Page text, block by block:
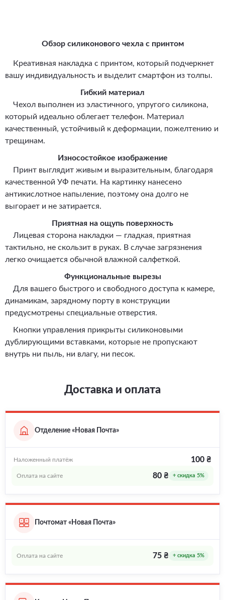
Обзор силиконового чехла с принтом
Креативная накладка с принтом, который подчеркнет
вашу индивидуальность и выделит смартфон из толпы.
Гибкий материал
Чехол выполнен из эластичного, упругого силикона,
который идеально облегает телефон. Материал
качественный, устойчивый к деформации, пожелтению и
трещинам.
Износостойкое изображение
Принт выглядит живым и выразительным, благодаря
качественной УФ печати. На картинку нанесено
антикислотное напыление, поэтому она долго не
выгорает и не затирается.
Приятная на ощупь поверхность
Лицевая сторона накладки — гладкая, приятная
тактильно, не скользит в руках. В случае загрязнения
легко очищается обычной влажной салфеткой.
Функциональные вырезы
Для вашего быстрого и свободного доступа к камере,
динамикам, зарядному порту в конструкции
предусмотрены специальные отверстия.
Кнопки управления прикрыты силиконовыми
дублирующими вставками, которые не пропускают
внутрь ни пыль, ни влагу, ни песок.
Доставка и оплата
Отделение «Новая Почта»
Наложенный платёж 100 ₴
Оплата на сайте 80 ₴ + скидка 5%
Почтомат «Новая Почта»
Оплата на сайте 75 ₴ + скидка 5%